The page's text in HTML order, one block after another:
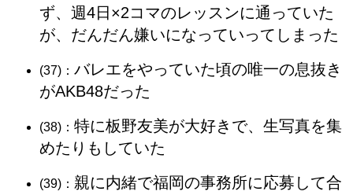
ず、週4日×2コマのレッスンに通っていた
が、だんだん嫌いになっていってしまった
(37)： バレエをやっていた頃の唯一の息抜き
がAKB48だった
(38)： 特に板野友美が大好きで、生写真を集
めたりもしていた
(39)： 親に内緒で福岡の事務所に応募して合